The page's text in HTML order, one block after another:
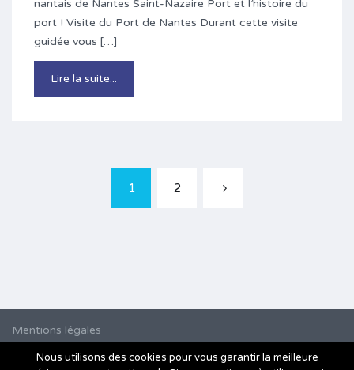
nantais de Nantes Saint-Nazaire Port et l’histoire du
port ! Visite du Port de Nantes Durant cette visite
guidée vous […]
Lire la suite...
1 2
Mentions légales
Nous utilisons des cookies pour vous garantir la meilleure